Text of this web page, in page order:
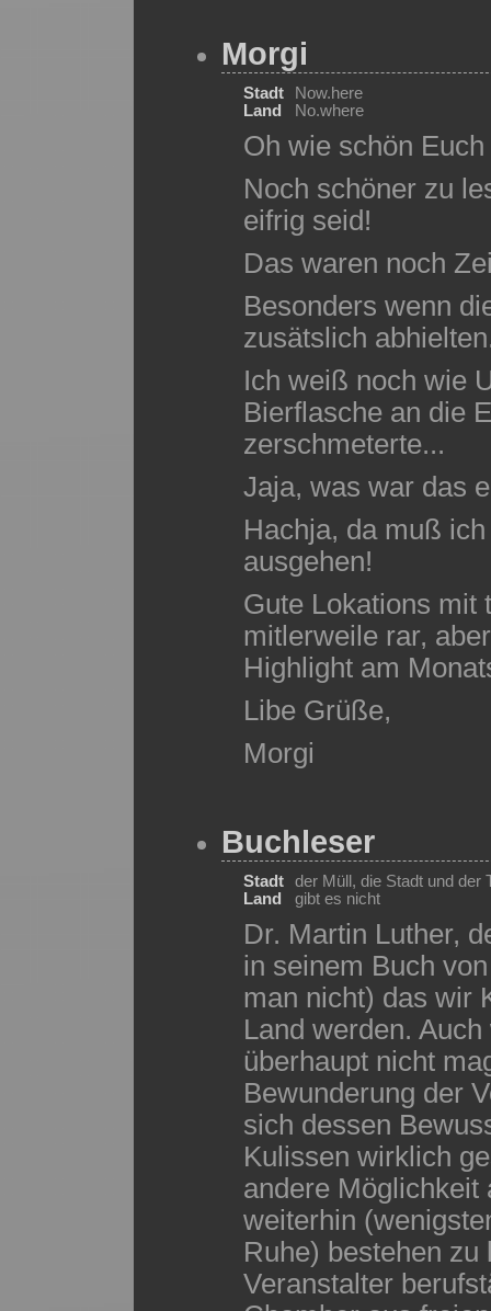
Morgi
Stadt
Now.here
Land
No.where
Oh wie schön
Noch schöner zu
eifrig seid!
Das waren noch
Besonders wenn
zusätslich
Ich weiß noch wie
Bierflasche an die
zerschmeterte...
Jaja, was war das
Hachja, da muß
ausgehen!
Gute Lokations mit
mitlerweile rar,
Highlight am
Libe Grüße,
Morgi
Buchleser
Stadt
der Müll, die Stadt und der
Land
gibt es nicht
Dr. Martin Luther,
in seinem Buch
man nicht) das wir
Land werden.
überhaupt nicht
Bewunderung der
sich dessen
Kulissen wirklich
andere Möglichkeit
weiterhin
Ruhe) bestehen zu
Veranstalter